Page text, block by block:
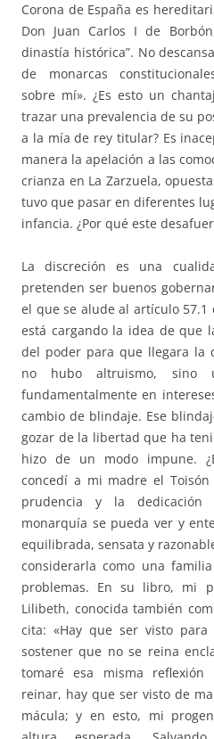
Corona de España es
Don Juan Carlos I de
dinastía histórica”. No
de monarcas
sobre mí». ¿Es esto un
trazar una prevalencia de su
a la mía de rey titular? Es
manera la apelación a las
crianza en La Zarzuela,
tuvo que pasar en diferentes
infancia. ¿Por qué este
La discreción es una
pretenden ser buenos
el que se alude al artículo 57.1
está cargando la idea de que
del poder para que llegara la
no hubo altruismo, sino
fundamentalmente en
cambio de blindaje. Ese
gozar de la libertad que ha
hizo de un modo impune.
concedí a mi madre el
prudencia y la dedicación
monarquía se pueda ver y
equilibrada, sensata y
considerarla como una
problemas. En su libro, mi
Lilibeth, conocida también
cita: «Hay que ser visto para
sostener que no se reina
tomaré esa misma
reinar, hay que ser visto de
mácula; y en esto, mi